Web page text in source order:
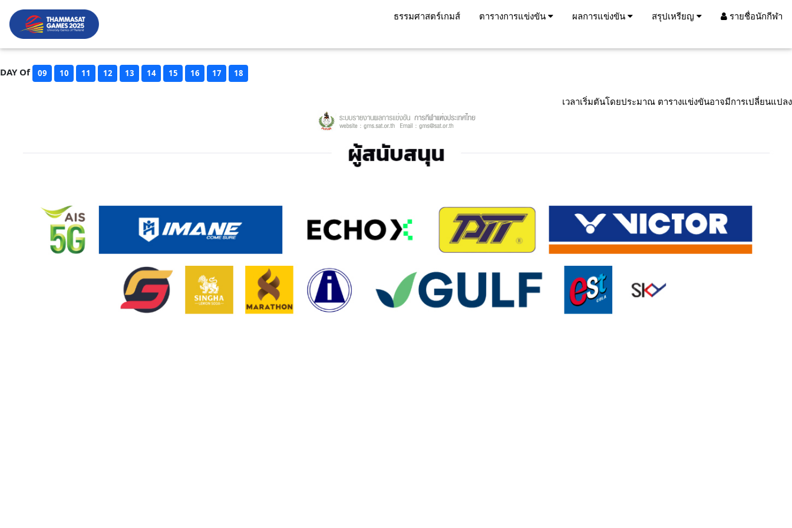
ธรรมศาสตร์เกมส์ ตารางการแข่งขัน ผลการแข่งขัน สรุปเหรียญ รายชื่อนักกีฬา
DAY Of 09 10 11 12 13 14 15 16 17 18
เวลาเริ่มตันโดยประมาณ ตารางแข่งขันอาจมีการเปลี่ยนแปลง